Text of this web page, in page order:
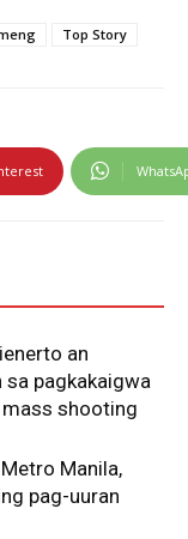
Top Story
an
pagkakaigwa
shooting
Manila,
pag-uuran